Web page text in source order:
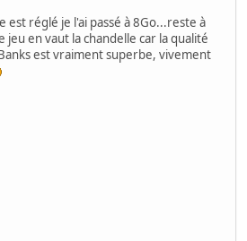
est réglé je l'ai passé à 8Go...reste à
jeu en vaut la chandelle car la qualité
est vraiment superbe, vivement